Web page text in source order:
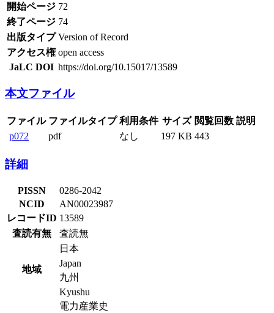
開始ページ 72
終了ページ 74
出版タイプ Version of Record
アクセス権 open access
JaLC DOI https://doi.org/10.15017/13589
本文ファイル
ファイル ファイルタイプ 利用条件 サイズ 閲覧回数 説明
p072
pdf なし 197 KB 443
詳細
PISSN
0286-2042
NCID
AN00023987
レコードID 13589
査読有無
査読無
地域
日本
Japan
九州
Kyushu
電力産業史